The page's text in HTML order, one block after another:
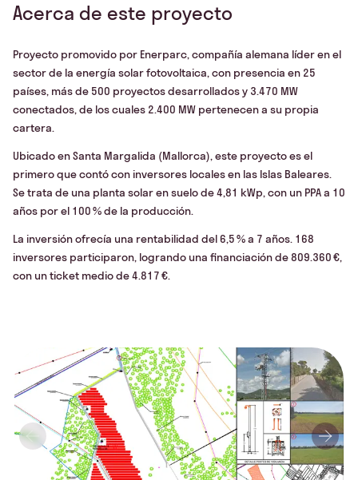
Acerca de este proyecto
Proyecto promovido por Enerparc, compañía alemana líder en el
sector de la energía solar fotovoltaica, con presencia en 25
países, más de 500 proyectos desarrollados y 3.470 MW
conectados, de los cuales 2.400 MW pertenecen a su propia
cartera.​
Ubicado en Santa Margalida (Mallorca), este proyecto es el
primero que contó con inversores locales en las Islas Baleares.
Se trata de una planta solar en suelo de 4,81 kWp, con un PPA a 10
años por el 100 % de la producción.​
La inversión ofrecía una rentabilidad del 6,5 % a 7 años. 168
inversores participaron, logrando una financiación de 809.360 €,
con un ticket medio de 4.817 €.